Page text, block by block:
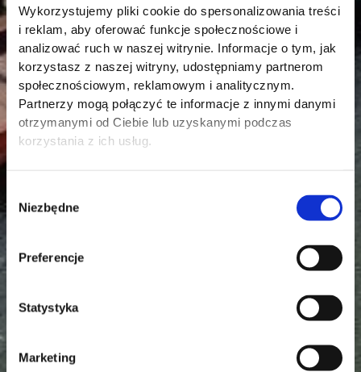
Wykorzystujemy pliki cookie do spersonalizowania treści
i reklam, aby oferować funkcje społecznościowe i
analizować ruch w naszej witrynie. Informacje o tym, jak
korzystasz z naszej witryny, udostępniamy partnerom
społecznościowym, reklamowym i analitycznym.
Partnerzy mogą połączyć te informacje z innymi danymi
otrzymanymi od Ciebie lub uzyskanymi podczas
korzystania z ich usług.
zgody
Niezbędne
Preferencje
Statystyka
Marketing